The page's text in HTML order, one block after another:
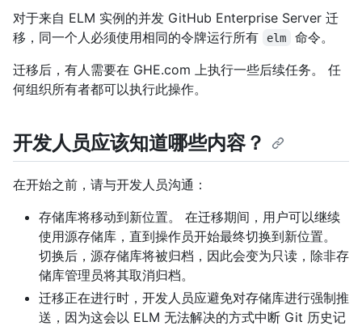
对于来自 ELM 实例的并发 GitHub Enterprise Server 迁
移，同一个人必须使用相同的令牌运行所有
elm
命令。
迁移后，有人需要在 GHE.com 上执行一些后续任务。 任
何组织所有者都可以执行此操作。
开发人员应该知道哪些内容？
在开始之前，请与开发人员沟通：
存储库将移动到新位置。 在迁移期间，用户可以继续
使用源存储库，直到操作员开始最终切换到新位置。
切换后，源存储库将被归档，因此会变为只读，除非存
储库管理员将其取消归档。
迁移正在进行时，开发人员应避免对存储库进行强制推
送，因为这会以 ELM 无法解决的方式中断 Git 历史记